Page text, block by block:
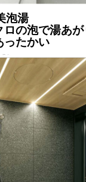
泡湯
ロの泡で湯あ
ったかい